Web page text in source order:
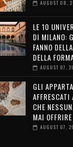
AUGUST 08,
LE 10
DI MILANO:
FANNO
DELLA
AUGUST 07,
GLI
CHE
MAI OFFRIRE
AUGUST 07,